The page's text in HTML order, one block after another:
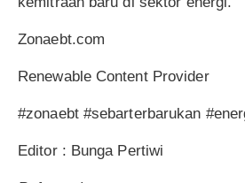
Zonaebt.com
Renewable Content Provider
#zonaebt #sebarterbarukan
Editor : Bunga Pertiwi